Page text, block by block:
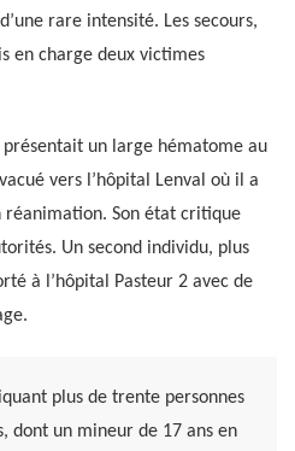
rare intensité. Les secours,
en charge deux victimes
présentait un large hématome au
vers l’hôpital Lenval où il a
Son état critique
Un second individu, plus
à l’hôpital Pasteur 2 avec de
plus de trente personnes
dont un mineur de 17 ans en